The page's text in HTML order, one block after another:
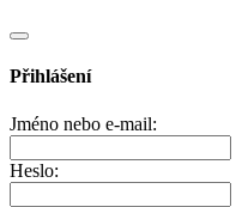
Přihlášení
Jméno nebo e-mail:
Heslo: